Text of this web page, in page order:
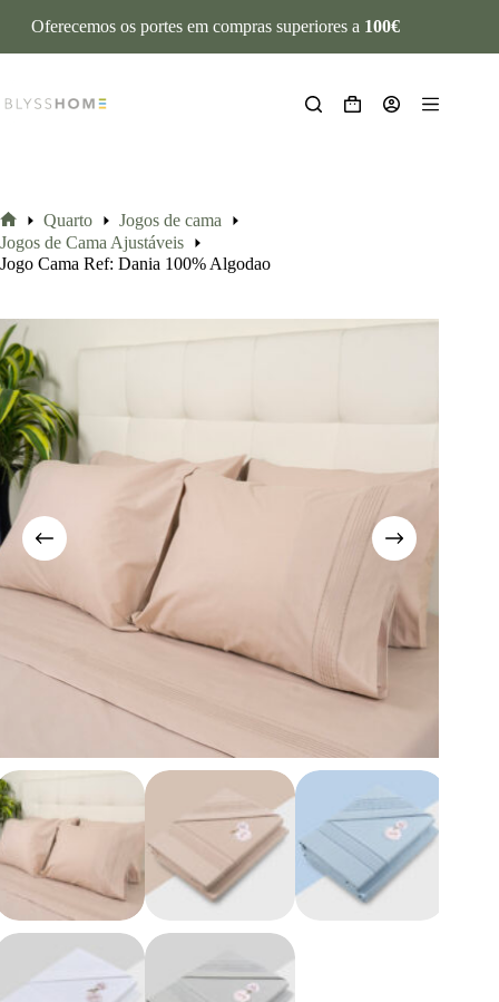
Oferecemos os portes em compras superiores a 100€
Quarto
Jogos de cama
Jogos de Cama Ajustáveis
Jogo Cama Ref: Dania 100% Algodao